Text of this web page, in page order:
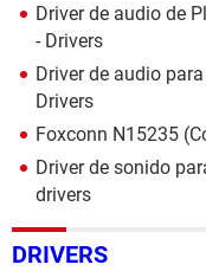
Driver de audio de
- Drivers
Driver de audio
Drivers
Foxconn N15235
Driver de sonido
drivers
DRIVERS